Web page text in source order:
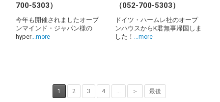
700-5303）
今年も開催されましたオープ
ンマインド・ジャパン様の
hyper …more
（052-700-5303）
ドイツ・ハームレ社のオープ
ンハウスからK君無事帰国しま
した！
…more
1 2 3 4 ... ＞ 最後